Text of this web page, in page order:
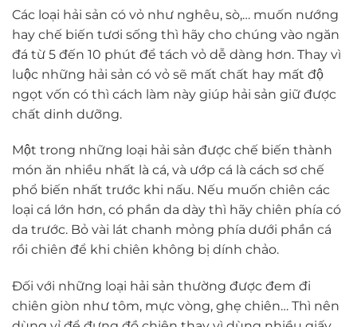
Các loại hải sản có vỏ như nghêu, sò,… muốn nướng
hay chế biến tươi sống thì hãy cho chúng vào ngăn
đá từ 5 đến 10 phút để tách vỏ dễ dàng hơn. Thay vì
luộc những hải sản có vỏ sẽ mất chất hay mất độ
ngọt vốn có thì cách làm này giúp hải sản giữ được
chất dinh dưỡng.
Một trong những loại hải sản được chế biến thành
món ăn nhiều nhất là cá, và ướp cá là cách sơ chế
phổ biến nhất trước khi nấu. Nếu muốn chiên các
loại cá lớn hơn, có phần da dày thì hãy chiên phía có
da trước. Bỏ vài lát chanh mỏng phía dưới phần cá
rồi chiên để khi chiên không bị dính chảo.
Đối với những loại hải sản thường được đem đi
chiên giòn như tôm, mực vòng, ghẹ chiên… Thì nên